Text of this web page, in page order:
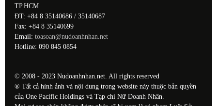
TP.HCM
ĐT: +84 8 35140686 / 35140687
Fax: +84 8 35140699
Email: toasoan@nudoanhnhan.net
Hotline: 090 845 0854
© 2008 - 2023 Nudoanhnhan.net. All rights reserved
® Tất cả hình ảnh và nội dung trong website này thuộc bản quyền
của One Pacific Holdings và Tạp chí Nữ Doanh Nhân.